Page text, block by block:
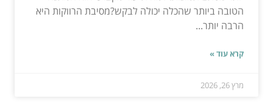
הטובה ביותר שהכלה יכולה לבקש?מסיבת הרווקות היא
הרבה יותר...
קרא עוד »
מרץ 26, 2026